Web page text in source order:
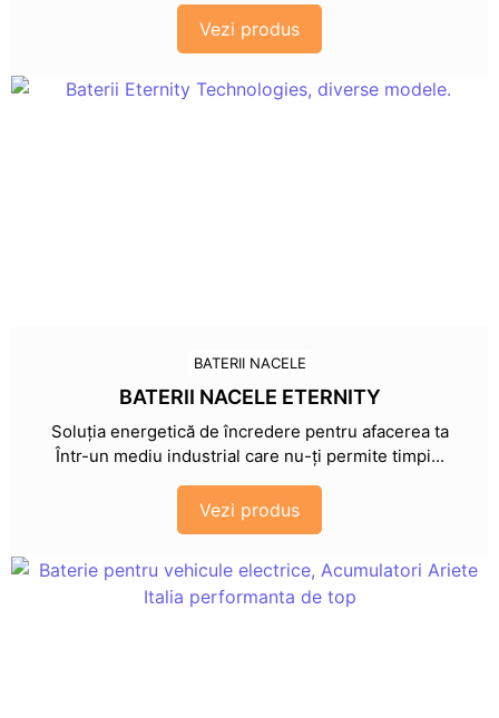
Vezi produs
BATERII NACELE
BATERII NACELE ETERNITY
Soluția energetică de încredere pentru afacerea ta
Într-un mediu industrial care nu-ți permite timpi...
Vezi produs